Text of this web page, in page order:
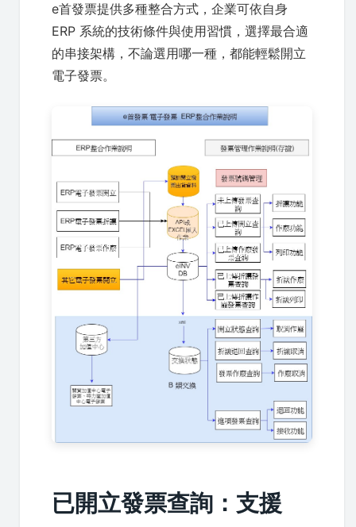
e首發票提供多種整合方式，企業可依自身
ERP 系統的技術條件與使用習慣，選擇最合適
的串接架構，不論選用哪一種，都能輕鬆開立
電子發票。
已開立發票查詢：支援